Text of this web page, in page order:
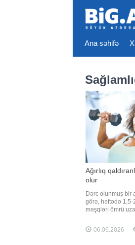
Ana səhifə
Ağırlıq
olur
Dərc olunmuş bir
görə, həftədə 1,5-
məşqləri ömrü
də azaldır.
90 dəqiqədən iki
06.06.2026